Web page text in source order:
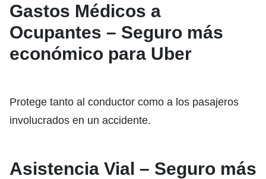
Gastos Médicos a
Ocupantes – Seguro más
económico para Uber
Protege tanto al conductor como a los pasajeros
involucrados en un accidente.
Asistencia Vial – Seguro más